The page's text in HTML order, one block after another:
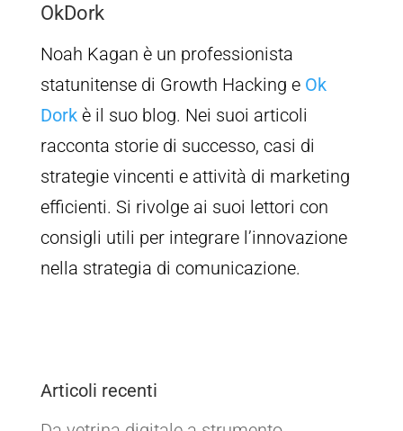
OkDork
Noah Kagan è un professionista
statunitense di Growth Hacking e Ok
Dork è il suo blog. Nei suoi articoli
racconta storie di successo, casi di
strategie vincenti e attività di marketing
efficienti. Si rivolge ai suoi lettori con
consigli utili per integrare l’innovazione
nella strategia di comunicazione.
Articoli recenti